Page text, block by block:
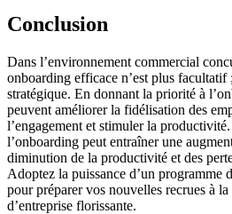
Conclusion
Dans l’environnement commercial
onboarding efficace n’est plus facultatif
stratégique. En donnant la priorité à
peuvent améliorer la fidélisation des
l’engagement et stimuler la
l’onboarding peut entraîner une
diminution de la productivité et des
Adoptez la puissance d’un programme
pour préparer vos nouvelles recrues à
d’entreprise florissante.